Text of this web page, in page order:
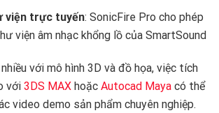
viện trực tuyến: SonicFire Pro cho phép
viện âm nhạc khổng lồ của SmartSound
với mô hình 3D và đồ họa, việc tích
với 3DS MAX hoặc Autocad Maya có thể
video demo sản phẩm chuyên nghiệp.